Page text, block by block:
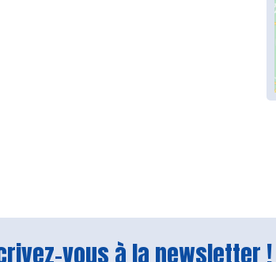
vous à la newsletter !